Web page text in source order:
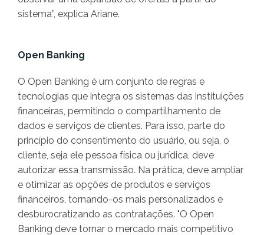
sistema”, explica Ariane.
Open Banking
O Open Banking é um conjunto de regras e
tecnologias que integra os sistemas das instituições
financeiras, permitindo o compartilhamento de
dados e serviços de clientes. Para isso, parte do
princípio do consentimento do usuário, ou seja, o
cliente, seja ele pessoa física ou jurídica, deve
autorizar essa transmissão. Na prática, deve ampliar
e otimizar as opções de produtos e serviços
financeiros, tornando-os mais personalizados e
desburocratizando as contratações. "O Open
Banking deve tornar o mercado mais competitivo